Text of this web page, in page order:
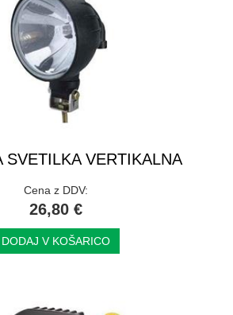
SVETILKA VERTIKALNA
Cena z DDV:
26,80 €
DODAJ V KOŠARICO